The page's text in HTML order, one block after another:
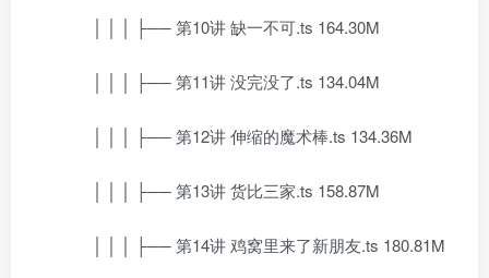
│ │ │ ├── 第10讲 缺一不可.ts 164.30M
│ │ │ ├── 第11讲 没完没了.ts 134.04M
│ │ │ ├── 第12讲 伸缩的魔术棒.ts 134.36M
│ │ │ ├── 第13讲 货比三家.ts 158.87M
│ │ │ ├── 第14讲 鸡窝里来了新朋友.ts 180.81M